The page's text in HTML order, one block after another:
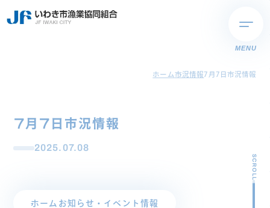
MENU
ホーム市況情報7月7日市況情報
7月7日市況情報
2025.07.08
ホーム お知らせ・イベント情報
SCROLL